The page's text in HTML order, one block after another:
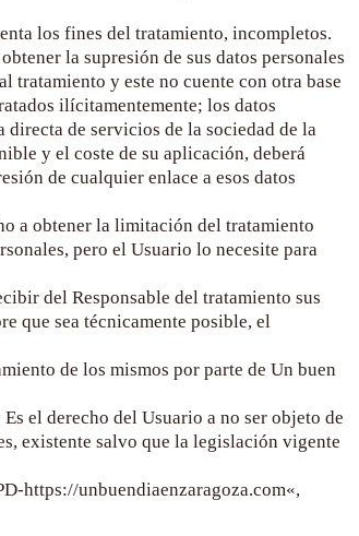
los fines del tratamiento, incompletos.
la supresión de sus datos personales
tratamiento y este no cuente con otra base
ilícitamentemente; los datos
de servicios de la sociedad de la
y el coste de su aplicación, deberá
de cualquier enlace a esos datos
a obtener la limitación del tratamiento
pero el Usuario lo necesite para
del Responsable del tratamiento sus
que sea técnicamente posible, el
de los mismos por parte de Un buen
Es el derecho del Usuario a no ser objeto de
existente salvo que la legislación vigente
https://unbuendiaenzaragoza.com«,